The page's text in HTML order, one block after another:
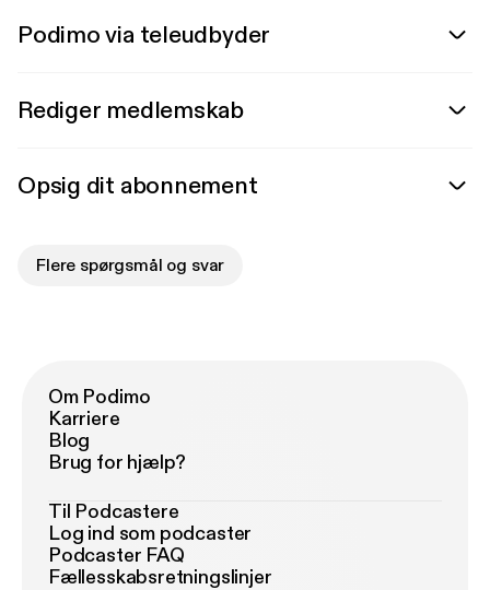
Podimo via teleudbyder
Rediger medlemskab
Opsig dit abonnement
Flere spørgsmål og svar
Om Podimo
Karriere
Blog
Brug for hjælp?
Til Podcastere
Log ind som podcaster
Podcaster FAQ
Fællesskabsretningslinjer